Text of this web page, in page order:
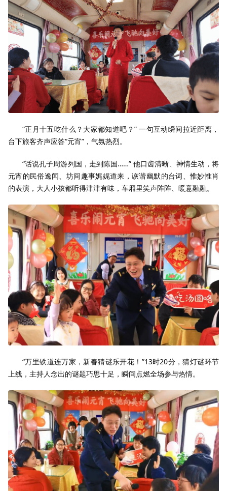
“正月十五吃什么？大家都知道吧？” 一句互动瞬间拉近距离，
台下旅客齐声应答“元宵”，气氛热烈。
“话说孔子周游列国，走到陈国……” 他口齿清晰、神情生动，将
元宵的民俗逸闻、坊间趣事娓娓道来，诙谐幽默的台词、惟妙惟肖
的表演，大人小孩都听得津津有味，车厢里笑声阵阵、暖意融融。
“万里铁道连万家，新春猜谜乐开花！”13时20分，猜灯谜环节
上线，主持人念出的谜题巧思十足，瞬间点燃全场参与热情。